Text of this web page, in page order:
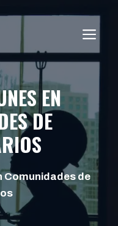
EN
DE
Comunidades de